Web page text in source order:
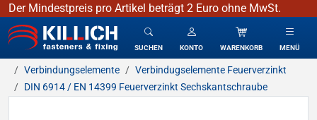
Der Mindestpreis pro Artikel beträgt 2 Euro ohne MwSt.
KILLICH - Verbindungselemente
SUCHEN KONTO WARENKORB MENÜ
Verbindungselemente
Verbindugselemente Feuerverzinkt
DIN 6914 / EN 14399 Feuerverzinkt Sechskantschraube